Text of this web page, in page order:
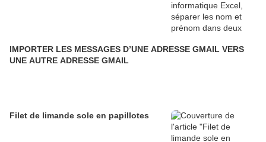
IMPORTER LES MESSAGES D’UNE ADRESSE GMAIL VERS
UNE AUTRE ADRESSE GMAIL
Filet de limande sole en papillotes